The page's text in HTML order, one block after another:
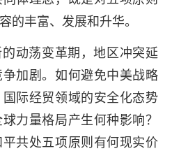
的丰富、发展和升华。
动荡变革期，地区冲突延
加剧。如何避免中美战略
际经贸领域的安全化态势
力量格局产生何种影响？
共处五项原则有何现实价